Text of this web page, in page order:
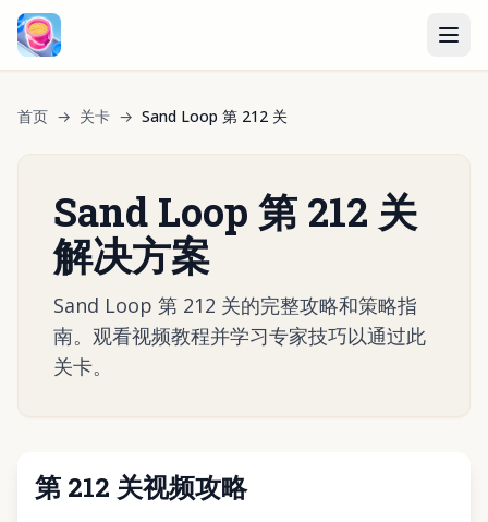
首页 → 关卡 → Sand Loop 第 212 关
Sand Loop 第 212 关
解决方案
Sand Loop 第 212 关的完整攻略和策略指
南。观看视频教程并学习专家技巧以通过此
关卡。
第 212 关视频攻略
点击播放视频